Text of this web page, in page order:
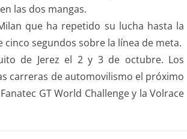
las dos mangas.
que ha repetido su lucha hasta la
segundos sobre la línea de meta.
de Jerez el 2 y 3 de octubre. Los
carreras de automovilismo el próximo
GT World Challenge y la Volrace